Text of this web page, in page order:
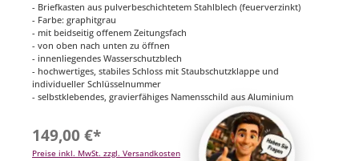
- Briefkasten aus pulverbeschichtetem Stahlblech (feuerverzinkt)
- Farbe: graphitgrau
- mit beidseitig offenem Zeitungsfach
- von oben nach unten zu öffnen
- innenliegendes Wasserschutzblech
- hochwertiges, stabiles Schloss mit Staubschutzklappe und
individueller Schlüsselnummer
- selbstklebendes, gravierfähiges Namensschild aus Aluminium
149,00 €*
Preise inkl. MwSt. zzgl. Versandkosten